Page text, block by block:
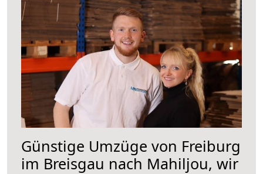
Günstige Umzüge von Freiburg
im Breisgau nach Mahiljou, wir